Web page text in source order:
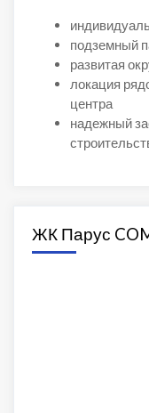
подземный
развитая
локация
центра
надежный
ЖК Парус